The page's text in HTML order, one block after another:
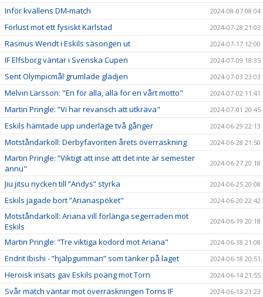
Inför kvällens DM-match 2024-08-07 08:04
Förlust mot ett fysiskt Karlstad 2024-07-28 21:03
Rasmus Wendt i Eskils säsongen ut 2024-07-17 12:00
IF Elfsborg väntar i Svenska Cupen 2024-07-09 18:35
Sent Olympicmål grumlade glädjen 2024-07-03 23:03
Melvin Larsson: "En för alla, alla för en vårt motto" 2024-07-02 11:41
Martin Pringle: ”Vi har revansch att utkräva" 2024-07-01 20:45
Eskils hämtade upp underläge två gånger 2024-06-29 22:13
Motståndarkoll: Derbyfavoriten årets överraskning 2024-06-28 21:50
Martin Pringle: ”Viktigt att inse att det inte är semester
ännu"
2024-06-27 20:18
Jiu jitsu nycken till ”Andys” styrka 2024-06-25 20:08
Eskils jagade bort ”Arianaspöket" 2024-06-20 22:42
Motståndarkoll: Ariana vill förlänga segerraden mot
Eskils
2024-06-19 20:18
Martin Pringle: ”Tre viktiga kodord mot Ariana" 2024-06-18 21:08
Endrit Ibishi - ”hjälpgumman” som tänker på laget 2024-06-18 20:51
Heroisk insats gav Eskils poäng mot Torn 2024-06-14 21:55
Svår match väntar mot överraskningen Torns IF 2024-06-13 21:23